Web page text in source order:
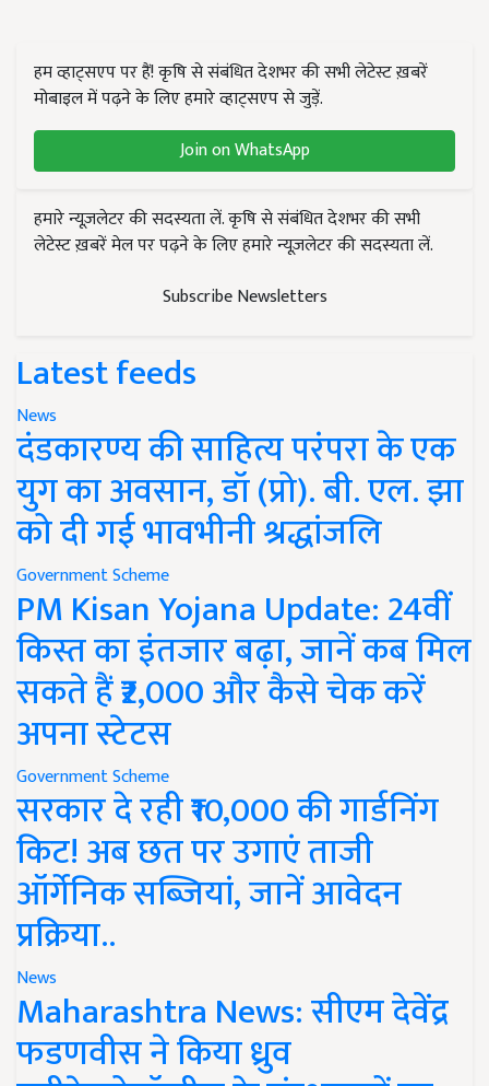
हम व्हाट्सएप पर हैं! कृषि से संबंधित देशभर की सभी लेटेस्ट ख़बरें
मोबाइल में पढ़ने के लिए हमारे व्हाट्सएप से जुड़ें.
Join on WhatsApp
हमारे न्यूज़लेटर की सदस्यता लें. कृषि से संबंधित देशभर की सभी
लेटेस्ट ख़बरें मेल पर पढ़ने के लिए हमारे न्यूज़लेटर की सदस्यता लें.
Subscribe Newsletters
Latest feeds
News
दंडकारण्य की साहित्य परंपरा के एक
युग का अवसान, डॉ (प्रो). बी. एल. झा
को दी गई भावभीनी श्रद्धांजलि
Government Scheme
PM Kisan Yojana Update: 24वीं
किस्त का इंतजार बढ़ा, जानें कब मिल
सकते हैं ₹2,000 और कैसे चेक करें
अपना स्टेटस
Government Scheme
सरकार दे रही ₹10,000 की गार्डनिंग
किट! अब छत पर उगाएं ताजी
ऑर्गेनिक सब्जियां, जानें आवेदन
प्रक्रिया..
News
Maharashtra News: सीएम देवेंद्र
फडणवीस ने किया ध्रुव